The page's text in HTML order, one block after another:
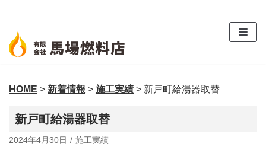
ン
テ
ン
へ
キ
ッ
HOME > 新着情報 > 施工実績 > 新戸町給湯器取替
新戸町給湯器取替
2024年4月30日 施工実績